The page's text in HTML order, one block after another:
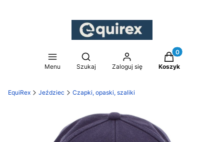
Menu
Otwórz wyszukiwarkę
Szukaj Zaloguj się
Produkty w
Koszyk
EquiRex Jeździec Czapki, opaski, szaliki